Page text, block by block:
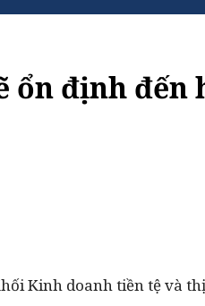
định đến
Kinh doanh tiền tệ và